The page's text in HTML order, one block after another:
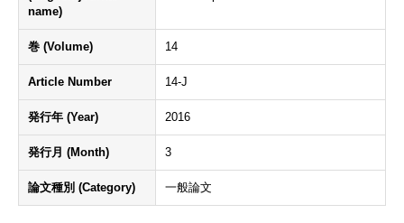
name)
巻 (Volume) 14
Article Number 14-J
発行年 (Year) 2016
発行月 (Month) 3
論文種別 (Category) 一般論文